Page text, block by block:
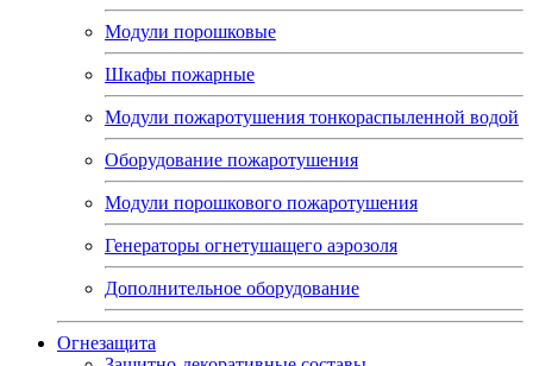
Модули порошковые
Шкафы пожарные
Модули пожаротушения тонкораспыленной водой
Оборудование пожаротушения
Модули порошкового пожаротушения
Генераторы огнетушащего аэрозоля
Дополнительное оборудование
Огнезащита